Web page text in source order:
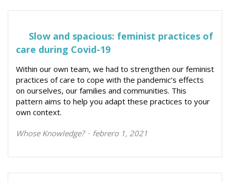
Slow and spacious: feminist practices of
care during Covid-19
Within our own team, we had to strengthen our feminist
practices of care to cope with the pandemic’s effects
on ourselves, our families and communities. This
pattern aims to help you adapt these practices to your
own context.
Whose Knowledge? febrero 1, 2021